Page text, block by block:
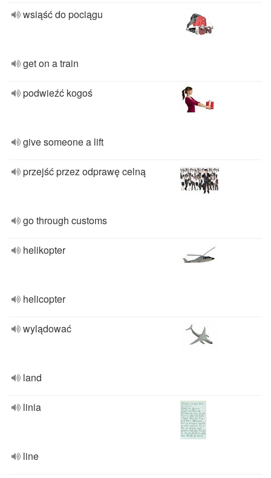
wsiąść do pociągu
get on a train
podwieźć kogoś
give someone a lift
przejść przez odprawę celną
go through customs
helikopter
helicopter
wylądować
land
linia
line